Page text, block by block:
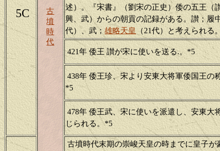
古
墳
時
代
5C
述）。『宋書』（劉宋の正史）倭の五王（
興、武）からの朝貢の記録がある。讃；履
代）、武；雄略天皇 （21代）と考えられる
421年 倭王 讃が宋に使いを送る.。*5
438年 倭王珍、宋より安東大将軍倭国王の
*5
478年 倭王武、宋に使いを派遣し、安東大
じられる。*5
古墳時代末期の崇峻天皇の時までに皇子が